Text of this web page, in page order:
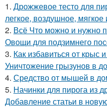
1. Дрожжевое тесто для
легкое, воздушное, мягкое
2. Всё Что можно и нужно
Овощи для подзимнего
3. Как избавиться от
Уничтожение грызунов в
4. Средство от мышей в
5. Начинки для пирога из
Добавление статьи в